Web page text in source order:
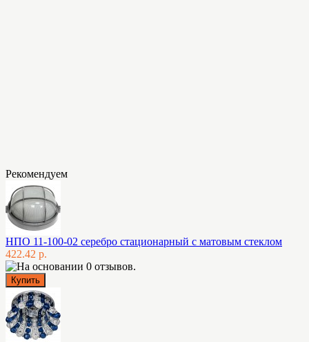
Рекомендуем
НПО 11-100-02 серебро стационарный с матовым стеклом
422.42 р.